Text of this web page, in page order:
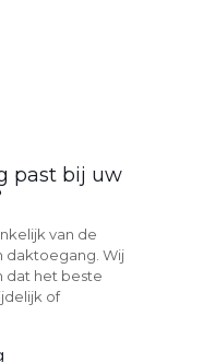
past bij uw
van de
daktoegang. Wij
dat het beste
of